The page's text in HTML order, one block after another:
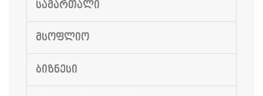
ᲡᲐᲛᲐᲠᲗᲐᲚᲘ
ᲛᲡᲝᲤᲚᲘᲝ
ᲑᲘᲖᲜᲔᲡᲘ